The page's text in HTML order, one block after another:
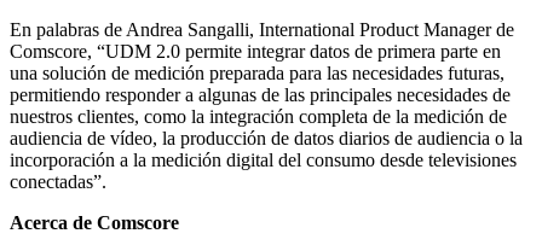
En palabras de Andrea Sangalli, International Product Manager de
Comscore, “UDM 2.0 permite integrar datos de primera parte en
una solución de medición preparada para las necesidades futuras,
permitiendo responder a algunas de las principales necesidades de
nuestros clientes, como la integración completa de la medición de
audiencia de vídeo, la producción de datos diarios de audiencia o la
incorporación a la medición digital del consumo desde televisiones
conectadas”.
Acerca de Comscore